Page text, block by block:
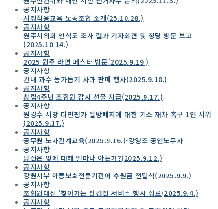
공지사항
시정적응교육 노동조합 소개(25.10.28.)
공지사항
원주시의회 인식도 조사 결과 기자회견 및 정당 방문 보고
(2025.10.14.)
공지사항
2025 원주 라면 페스타 방문(2025.9.19.)
공지사항
관내 과수 농가돕기 사과 판매 행사(2025.9.18.)
공지사항
창립4주년 조합원 감사 선물 지급(2025.9.17.)
공지사항
원강수 시장 다면평가 일방폐지에 대한 기소 재차 촉구 1인 시위
(2025.9.17.)
공지사항
공무원 노사관계교육(2025.9.16.)-강영조 공인노무사
공지사항
당신은 빚에 대해 얼마나 아는가?(2025.9.12.)
공지사항
강원서부 아동보호전문기관에 후원금 전달식(2025.9.9.)
공지사항
조합원대상 '찾아가는 안검진 서비스 행사 성료(2025.9.4.)
공지사항